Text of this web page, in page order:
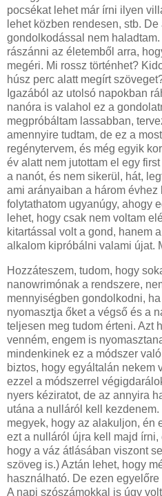
pocsékat lehet már írni ilyen
lehet közben rendesen, stb.
gondolkodással nem
rászánni az életemből arra,
megéri. Mi rossz történhet?
húsz perc alatt megírt
Igazából az utolsó napokban
nanóra is valahol ez a
megpróbáltam lassabban,
amennyire tudtam, de ez a
regénytervem, és még egyik
év alatt nem jutottam el egy
a nanót, és nem sikerül, hát,
ami arányaiban a három évhez
folytathatom ugyanúgy, ahogy
lehet, hogy csak nem voltam
kitartással volt a gond, hanem
alkalom kipróbálni valami újat.
Hozzáteszem, tudom, hogy
nanowrimónak a rendszere,
mennyiségben gondolkodni,
nyomasztja őket a végső és a
teljesen meg tudom érteni. Azt
venném, engem is
mindenkinek ez a módszer
biztos, hogy egyáltalán nekem
ezzel a módszerrel
nyers kéziratot, de az annyira
utána a nulláról kell
megyek, hogy az alakuljon, én
ezt a nulláról újra kell majd
hogy a váz átlásában viszont
szöveg is.) Aztán lehet, hogy
használható. De ezen
A napi szószámokkal is úgy